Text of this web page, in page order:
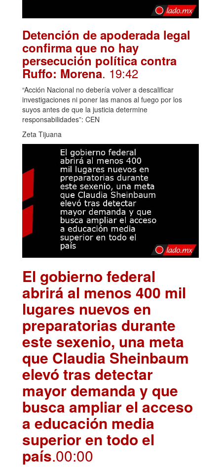
Detención de apoderada legal
confirma que no hay
persecución política contra
Ruffo: Morena. 19:42
“Acción Nacional no debería volver a descalificar
investigaciones ni poner las manos al fuego por los
suyos antes de que la justicia determine
responsabilidades”: CEN
Zeta Tijuana
El gobierno federal
abrirá al menos 400 mil
lugares nuevos en
preparatorias durante
este sexenio, una meta
que Claudia Sheinbaum
elevó tras detectar
mayor demanda y que
busca ampliar el acceso
a educación media
superior en todo el
país.00:00